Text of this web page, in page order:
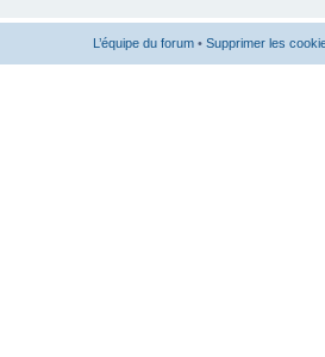
L’équipe du forum • Supprimer les